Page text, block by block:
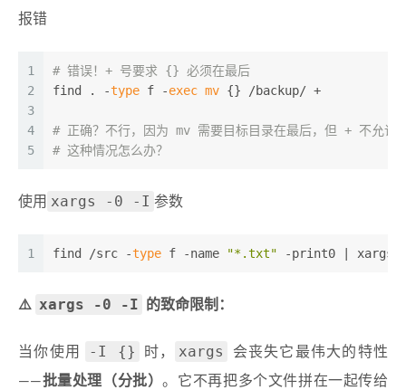
报错
1
2
3
4
5
# 错误！+ 号要求 {} 必须在最后
find . -type f -exec mv {} /backup/ +
# 正确？不行，因为 mv 需要目标目录在最后，但 + 不允许
# 这种情况怎么办？
使用 xargs -0 -I 参数
1 find /src -type f -name "*.txt" -print0 |
⚠️ xargs -0 -I 的致命限制：
当你使用 -I {} 时， xargs
会丧失它最伟大的特性
——批量处理（分批）。它不再把多个文件拼在一起传给